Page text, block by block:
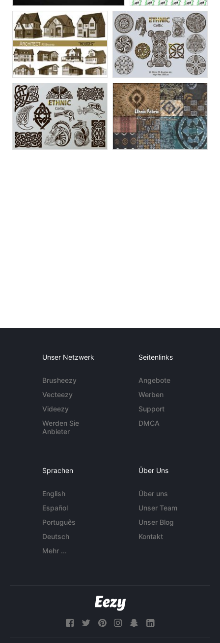
Unser Netzwerk
Brusheezy
Vecteezy
Videezy
Werden Sie
Anbieter
Seitenlinks
Angebote
Werben
Support
DMCA
Sprachen
English
Español
Português
Deutsch
Mehr ...
Über Uns
Über uns
Unser Team
Unser Blog
Kontakt